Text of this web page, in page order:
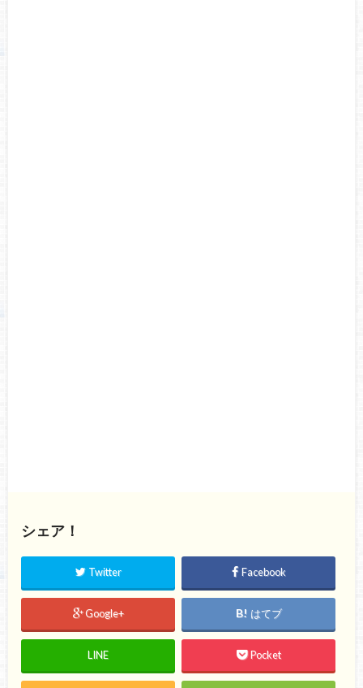
シェア！
Twitter Facebook
Google+ はてブ
LINE Pocket